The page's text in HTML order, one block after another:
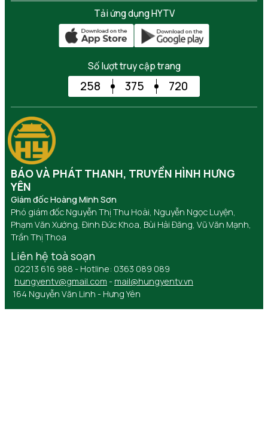
Tải ứng dụng HYTV
Số lượt truy cập trang
258 375 720
BÁO VÀ PHÁT THANH, TRUYỀN HÌNH HƯNG
YÊN
Giám đốc Hoàng Minh Sơn
Phó giám đốc Nguyễn Thị Thu Hoài, Nguyễn Ngọc Luyện,
Phạm Văn Xướng, Đinh Đức Khoa, Bùi Hải Đăng, Vũ Văn Mạnh,
Trần Thị Thoa
Liên hệ toà soạn
02213 616 988 - Hotline: 0363 089 089
hungyentv@gmail.com - mail@hungyentv.vn
164 Nguyễn Văn Linh - Hưng Yên